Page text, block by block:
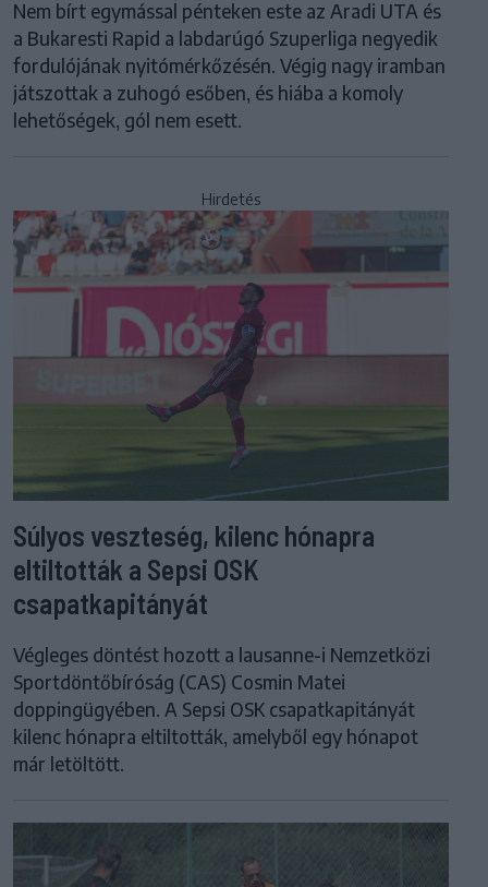
Nem bírt egymással pénteken este az Aradi UTA és
a Bukaresti Rapid a labdarúgó Szuperliga negyedik
fordulójának nyitómérkőzésén. Végig nagy iramban
játszottak a zuhogó esőben, és hiába a komoly
lehetőségek, gól nem esett.
Hirdetés
Súlyos veszteség, kilenc hónapra
eltiltották a Sepsi OSK
csapatkapitányát
Végleges döntést hozott a lausanne-i Nemzetközi
Sportdöntőbíróság (CAS) Cosmin Matei
doppingügyében. A Sepsi OSK csapatkapitányát
kilenc hónapra eltiltották, amelyből egy hónapot
már letöltött.